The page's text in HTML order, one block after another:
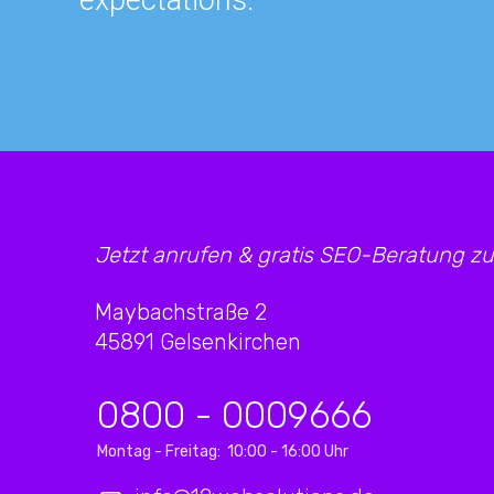
Jetzt anrufen & gratis SEO-Beratung
Maybachstraße 2
45891 Gelsenkirchen
0800 - 0009666
Montag - Freitag: 10:00 - 16:00 Uhr